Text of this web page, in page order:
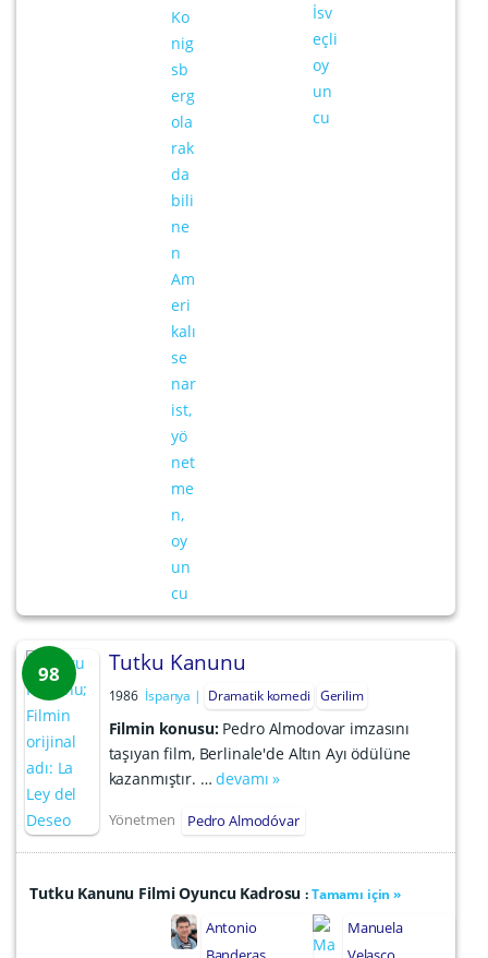
98 Tutku Kanunu
1986 İspanya Dramatik komedi Gerilim
Filmin konusu: Pedro Almodovar imzasını
taşıyan film, Berlinale'de Altın Ayı ödülüne
kazanmıştır. …devamı »
Yönetmen Pedro Almodóvar
Tutku Kanunu Filmi Oyuncu Kadrosu:Tamamı için »
Antonio
Manuela